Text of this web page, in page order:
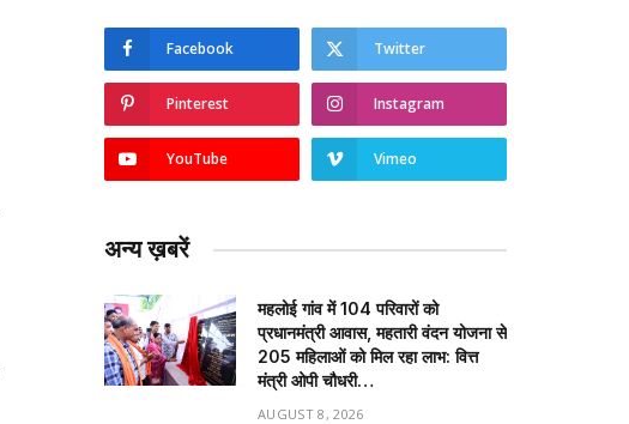
Facebook Twitter
Pinterest Instagram
YouTube Vimeo
अन्य ख़बरें
महलोई गांव में 104 परिवारों को
प्रधानमंत्री आवास, महतारी वंदन योजना से
205 महिलाओं को मिल रहा लाभ: वित्त
मंत्री ओपी चौधरी…
AUGUST 8, 2026